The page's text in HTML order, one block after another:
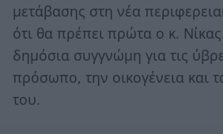
μετάβασης στη νέα
ότι θα πρέπει πρώτα ο κ.
δημόσια συγγνώμη για τις
πρόσωπο, την οικογένεια και
του.